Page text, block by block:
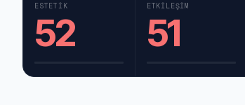
ESTETIK
52
ETKILEŞIM
51